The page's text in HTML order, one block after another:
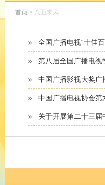
首页 > 八面来风
全国广播电视“十佳
第八届全国广播电视
中国广播影视大奖广
中国广播电视协会
关于开展第二十三